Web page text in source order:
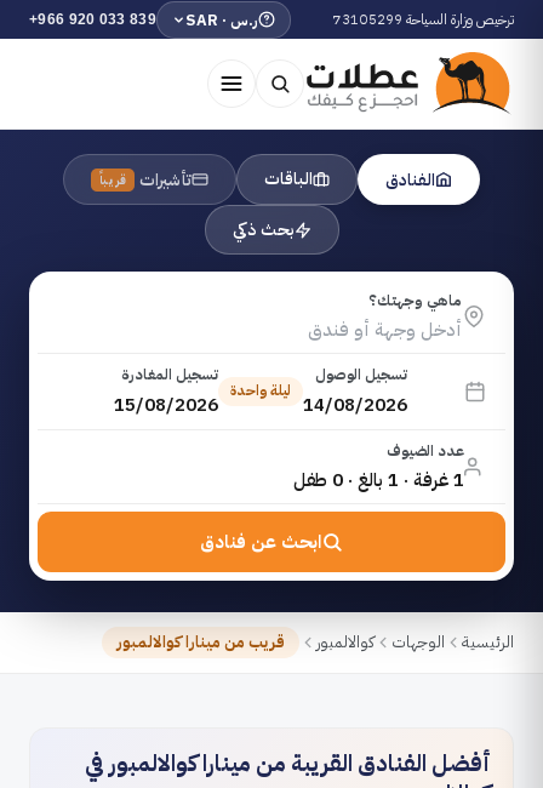
ترخيص وزارة السياحة 73105299 ر.س · SAR +966 920 033 839
الفنادق الباقات تأشيرات قريباً
بحث ذكي
ماهي وجهتك؟
تسجيل الوصول
14/08/2026
ليلة واحدة
تسجيل المغادرة
15/08/2026
عدد الضيوف
1 غرفة · 1 بالغ · 0 طفل
ابحث عن فنادق
الرئيسية الوجهات كوالالمبور قريب من مينارا كوالالمبور
أفضل الفنادق القريبة من مينارا كوالالمبور في